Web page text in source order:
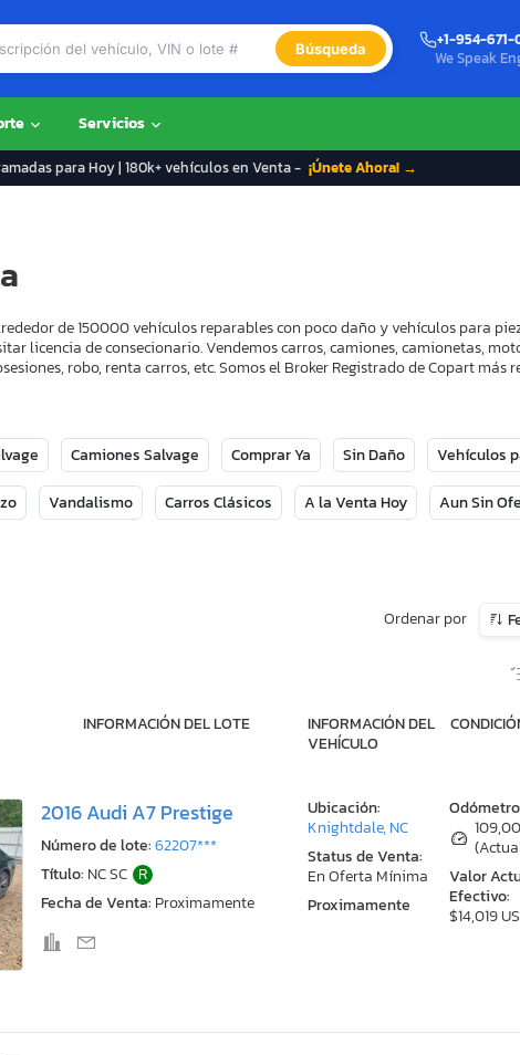
Búsqueda
+1-954-
We Speak
Servicios
para Hoy | 180k+ vehículos en Venta - ¡Únete Ahora! →
de 150000 vehículos reparables con poco daño y vehículos para
licencia de consecionario. Vendemos carros, camiones, camionetas,
robo, renta carros, etc. Somos el Broker Registrado de Copart más
Camiones Salvage Comprar Ya Sin Daño Vehículos
Vandalismo Carros Clásicos A la Venta Hoy Aun Sin
Ordenar por
INFORMACIÓN DEL LOTE
INFORMACIÓN DEL
VEHÍCULO
2016 Audi A7 Prestige
Número de lote:62207***
Título: NC SC R
Fecha de Venta: Proximamente
Valor
Efectivo:
$14,019
Ubicación:
Knightdale, NC
Status de Venta:
En Oferta Mínima
Proximamente